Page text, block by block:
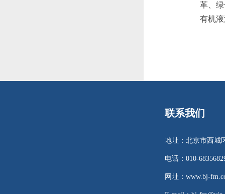
革、
有机
联系我们
地址：北京市西城
电话：010-
网址：www.bj-